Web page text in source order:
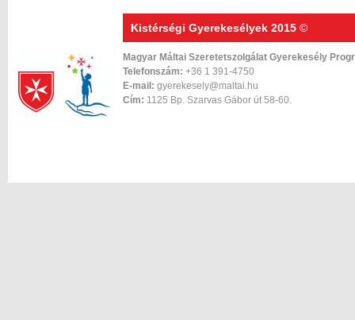
Kistérségi Gyerekesélyek 2015 ©
Magyar Máltai Szeretetszolgálat Gyerekesély
Telefonszám: +36 1 391-4750
E-mail: gyerekesely@maltai.hu
Cím: 1125 Bp. Szarvas Gábor út 58-60.